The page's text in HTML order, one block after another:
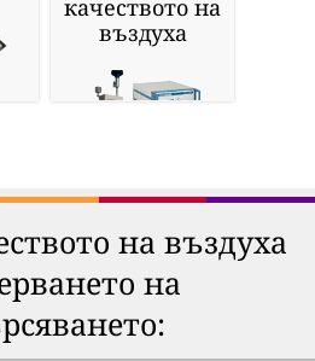
качеството на
въздуха
на въздуха
на